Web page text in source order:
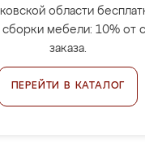
области
мебели: 10% от
заказа.
ПЕРЕЙТИ В КАТАЛОГ